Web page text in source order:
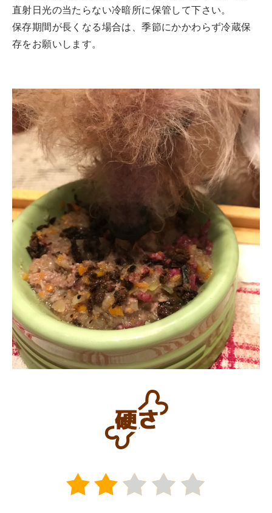
直射日光の当たらない冷暗所に保管して下さい。
保存期間が長くなる場合は、季節にかかわらず冷蔵保
存をお願いします。